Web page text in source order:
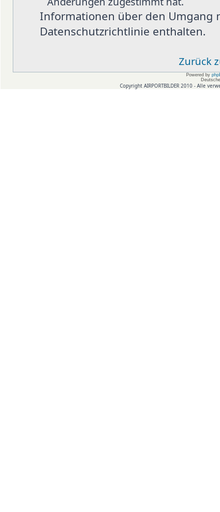
Informationen über den Umgang
Datenschutzrichtlinie enthalten.
Zurück
Powered by
Copyright AIRPORTBILDER 2010 - Alle